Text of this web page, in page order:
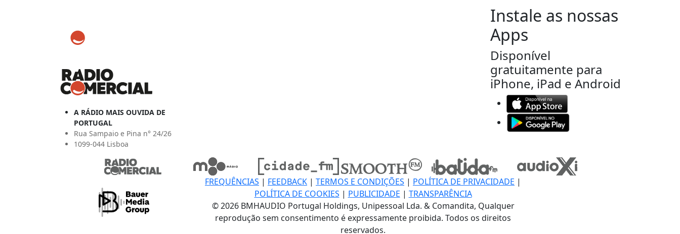
A RÁDIO MAIS OUVIDA DE
PORTUGAL
Rua Sampaio e Pina n° 24/26
1099-044 Lisboa
Instale as nossas
Apps
Disponível
gratuitamente para
iPhone, iPad e Android
FREQUÊNCIAS | FEEDBACK | TERMOS E CONDIÇÕES | POLÍTICA DE PRIVACIDADE |
POLÍTICA DE COOKIES | PUBLICIDADE | TRANSPARÊNCIA
© 2026 BMHAUDIO Portugal Holdings, Unipessoal Lda. & Comandita, Qualquer
reprodução sem consentimento é expressamente proibida. Todos os direitos
reservados.